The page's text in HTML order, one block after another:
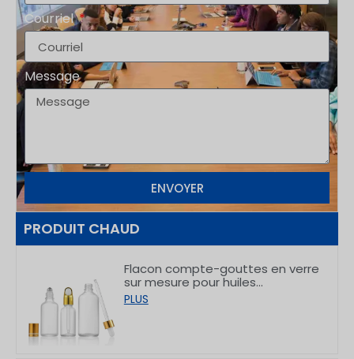
Courriel
Message
ENVOYER
PRODUIT CHAUD
Flacon compte-gouttes en verre
sur mesure pour huiles
essentielles, destiné aux soins de
la peau, de 5 à 100 ml
PLUS